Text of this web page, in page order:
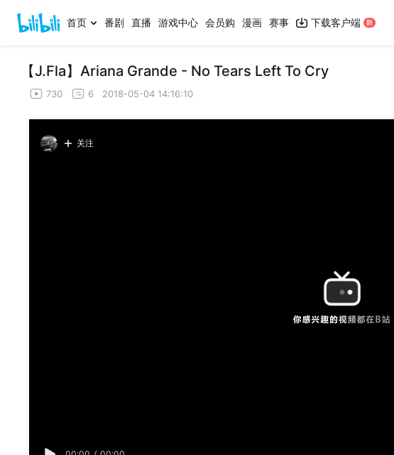
首页 番剧 直播 游戏中心 会员购 漫画 赛事 下载客户端
【J.Fla】Ariana Grande - No Tears Left To Cry
730 6 2018-05-04 14:16:10
关注